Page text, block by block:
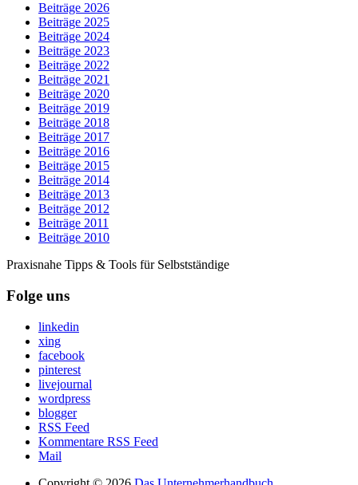
Beiträge 2026
Beiträge 2025
Beiträge 2024
Beiträge 2023
Beiträge 2022
Beiträge 2021
Beiträge 2020
Beiträge 2019
Beiträge 2018
Beiträge 2017
Beiträge 2016
Beiträge 2015
Beiträge 2014
Beiträge 2013
Beiträge 2012
Beiträge 2011
Beiträge 2010
Praxisnahe Tipps & Tools für Selbstständige
Folge uns
linkedin
xing
facebook
pinterest
livejournal
wordpress
blogger
RSS Feed
Kommentare RSS Feed
Mail